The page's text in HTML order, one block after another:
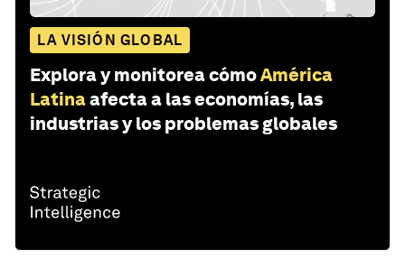
LA VISIÓN GLOBAL
Explora y monitorea cómoAmérica
Latinaafecta a las economías, las
industrias y los problemas globales